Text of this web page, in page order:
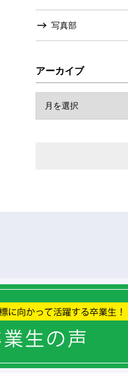
写真部
アーカイブ